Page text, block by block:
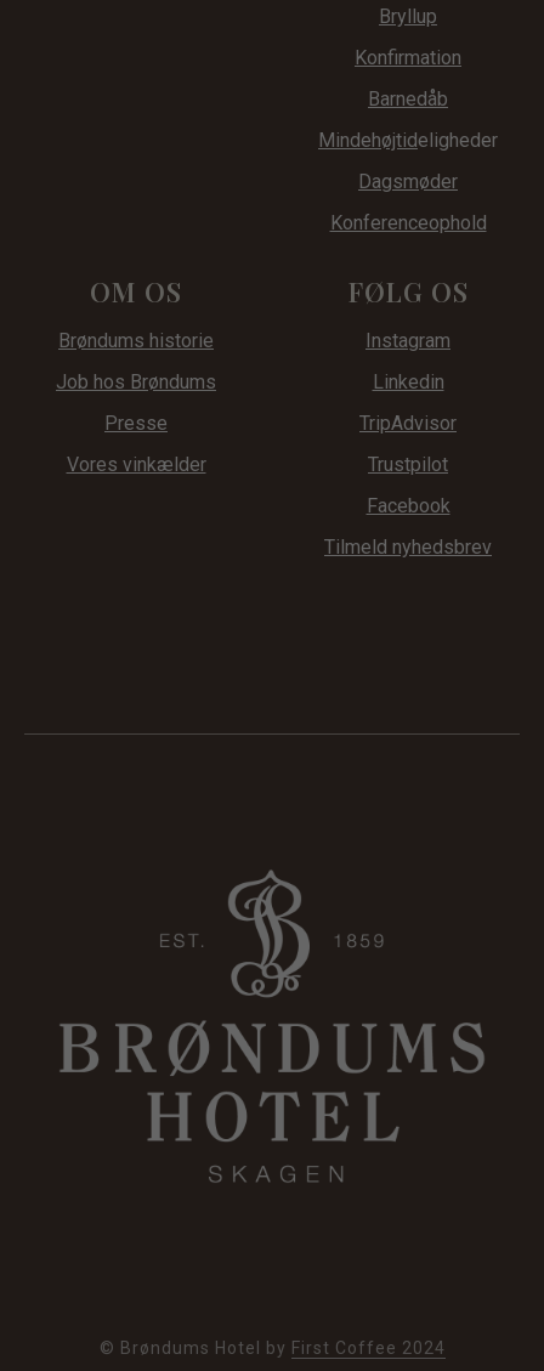
Bryllup
Konfirmation
Barnedåb
Mindehøjtideligheder
Dagsmøder
Konferenceophold
OM OS
Brøndums historie
Job hos Brøndums
Presse
Vores vinkælder
FØLG OS
Instagram
Linkedin
TripAdvisor
Trustpilot
Facebook
Tilmeld nyhedsbrev
© Brøndums Hotel by First Coffee 2024